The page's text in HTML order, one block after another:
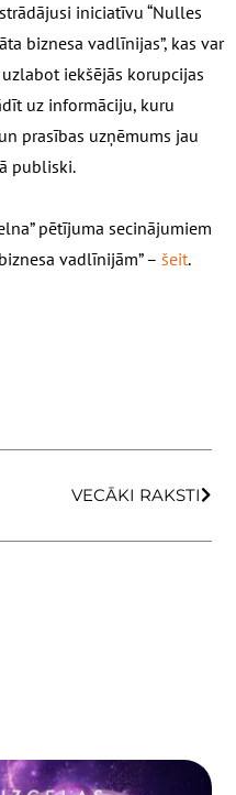
iniciatīvu “Nulles
biznesa vadlīnijas”, kas var
iekšējās korupcijas
uz informāciju, kuru
prasības uzņēmums jau
publiski.
pētījuma secinājumiem
vadlīnijām” – šeit.
VECĀKI RAKSTI